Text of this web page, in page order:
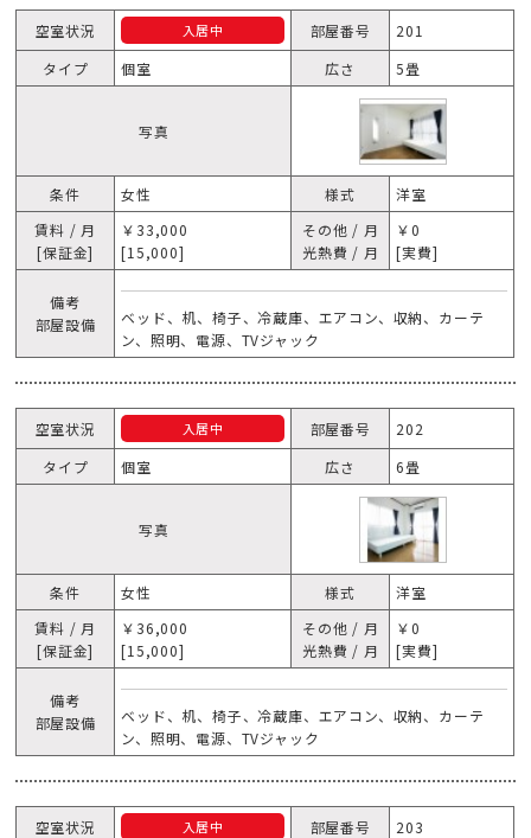
空室状況 入居中 部屋番号
201
タイプ
個室 広さ 5畳
写真
条件 女性 様式
洋室
賃料 / 月
[保証金]
￥33,000
[15,000]
その他 / 月
光熱費 / 月
￥0
[実費]
備考
部屋設備
ベッド、机、椅子、冷蔵庫、エアコン、収納、カーテ
ン、照明、電源、TVジャック
空室状況 入居中 部屋番号
202
タイプ
個室 広さ 6畳
写真
条件 女性 様式
洋室
賃料 / 月
[保証金]
￥36,000
[15,000]
その他 / 月
光熱費 / 月
￥0
[実費]
備考
部屋設備
ベッド、机、椅子、冷蔵庫、エアコン、収納、カーテ
ン、照明、電源、TVジャック
空室状況 入居中 部屋番号
203